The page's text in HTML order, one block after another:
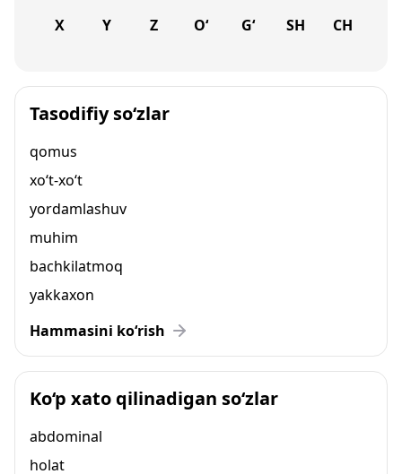
X Y Z O‘ G‘ SH CH
Tasodifiy so‘zlar
qomus
xo‘t-xo‘t
yordamlashuv
muhim
bachkilatmoq
yakkaxon
Hammasini ko‘rish
Ko‘p xato qilinadigan so‘zlar
abdominal
holat